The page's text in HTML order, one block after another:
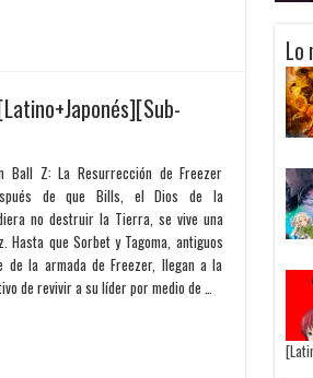
Ball Z: La Resurrección de Freezer
de que Bills, el Dios de la
no destruir la Tierra, se vive una
Hasta que Sorbet y Tagoma, antiguos
de la armada de Freezer, llegan a la
de revivir a su líder por medio de …
Lo